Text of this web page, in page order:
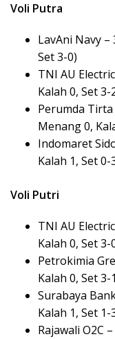
Voli Putra
LavAni Navy
Set 3-0)
TNI AU
Kalah 0, Set 3-
Perumda
Menang 0,
Indomaret
Kalah 1, Set 0-
Voli Putri
TNI AU
Kalah 0, Set 3-
Petrokimia
Kalah 0, Set 3-
Surabaya
Kalah 1, Set 1-
Rajawali O2C